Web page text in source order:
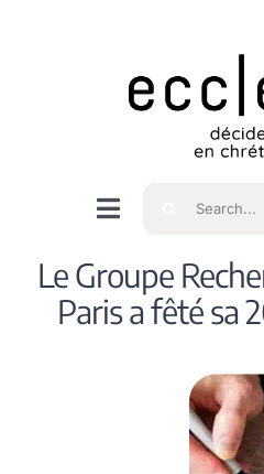
Navigation
bascule
Accueil
Rechercher
Le Groupe
Paris a fêté sa